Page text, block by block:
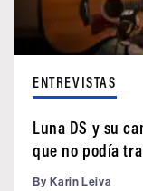
ENTREVISTAS
Luna DS y su
que no podía
By Karin Leiva